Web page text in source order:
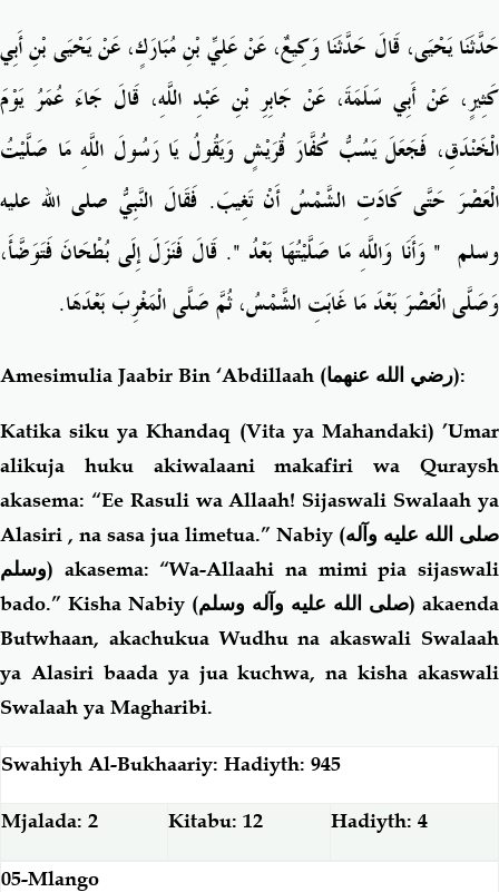
حَدَّثَنَا يَحْيَى، قَالَ حَدَّثَنَا وَكِيعٌ، عَنْ عَلِيِّ بْنِ مُبَارَكٍ، عَنْ يَحْيَى بْنِ أَبِي
كَثِيرٍ، عَنْ أَبِي سَلَمَةَ، عَنْ جَابِرِ بْنِ عَبْدِ اللَّهِ، قَالَ جَاءَ عُمَرُ يَوْمَ
الْخَنْدَقِ، فَجَعَلَ يَسُبُّ كُفَّارَ قُرَيْشٍ وَيَقُولُ يَا رَسُولَ اللَّهِ مَا صَلَّيْتُ
الْعَصْرَ حَتَّى كَادَتِ الشَّمْسُ أَنْ تَغِيبَ‏.‏ فَقَالَ النَّبِيُّ صلى الله عليه
وسلم ‏ " ‏ وَأَنَا وَاللَّهِ مَا صَلَّيْتُهَا بَعْدُ ‏ "‏‏.‏ قَالَ فَنَزَلَ إِلَى بُطْحَانَ فَتَوَضَّأَ،
وَصَلَّى الْعَصْرَ بَعْدَ مَا غَابَتِ الشَّمْسُ، ثُمَّ صَلَّى الْمَغْرِبَ بَعْدَهَا‏.‏
Amesimulia Jaabir Bin ‘Abdillaah (رضي الله عنهما):
Katika siku ya Khandaq (Vita ya Mahandaki) ’Umar
alikuja huku akiwalaani makafiri wa Quraysh
akasema: “Ee Rasuli wa Allaah! Sijaswali Swalaah ya
Alasiri , na sasa jua limetua.” Nabiy (صلى الله عليه وآله
وسلم) akasema: “Wa-Allaahi na mimi pia sijaswali
bado.” Kisha Nabiy (صلى الله عليه وآله وسلم) akaenda
Butwhaan, akachukua Wudhu na akaswali Swalaah
ya Alasiri baada ya jua kuchwa, na kisha akaswali
Swalaah ya Magharibi.
Swahiyh Al-Bukhaariy: Hadiyth: 945
Mjalada: 2 Kitabu: 12 Hadiyth: 4
05-Mlango